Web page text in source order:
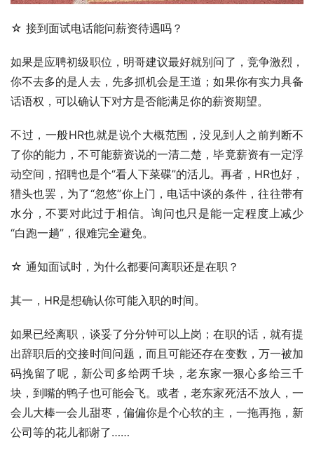
☆ 接到面试电话能问薪资待遇吗？
如果是应聘初级职位，明哥建议最好就别问了，竞争激烈，
你不去多的是人去，先多抓机会是王道；如果你有实力具备
话语权，可以确认下对方是否能满足你的薪资期望。
不过，一般HR也就是说个大概范围，没见到人之前判断不
了你的能力，不可能薪资说的一清二楚，毕竟薪资有一定浮
动空间，招聘也是个“看人下菜碟”的活儿。再者，HR也好，
猎头也罢，为了“忽悠”你上门，电话中谈的条件，往往带有
水分，不要对此过于相信。询问也只是能一定程度上减少
“白跑一趟”，很难完全避免。
☆ 通知面试时，为什么都要问离职还是在职？
其一，HR是想确认你可能入职的时间。
如果已经离职，谈妥了分分钟可以上岗；在职的话，就有提
出辞职后的交接时间问题，而且可能还存在变数，万一被加
码挽留了呢，新公司多给两千块，老东家一狠心多给三千
块，到嘴的鸭子也可能会飞。或者，老东家死活不放人，一
会儿大棒一会儿甜枣，偏偏你是个心软的主，一拖再拖，新
公司等的花儿都谢了……